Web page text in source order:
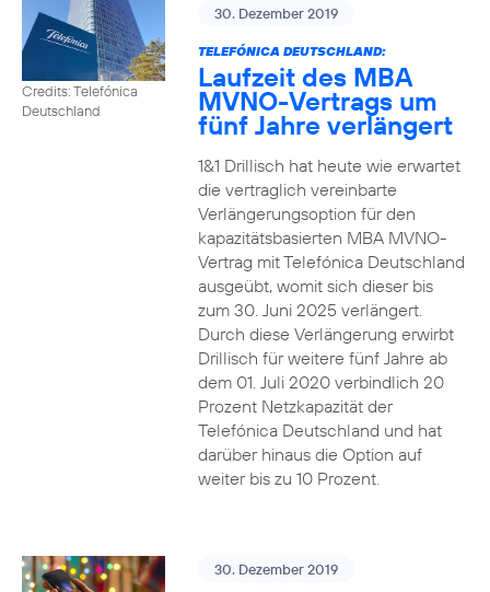
Credits: Telefónica
Deutschland
30. Dezember 2019
TELEFÓNICA DEUTSCHLAND:
Laufzeit des MBA
MVNO-Vertrags um
fünf Jahre verlängert
1&1 Drillisch hat heute wie erwartet
die vertraglich vereinbarte
Verlängerungsoption für den
kapazitätsbasierten MBA MVNO-
Vertrag mit Telefónica Deutschland
ausgeübt, womit sich dieser bis
zum 30. Juni 2025 verlängert.
Durch diese Verlängerung erwirbt
Drillisch für weitere fünf Jahre ab
dem 01. Juli 2020 verbindlich 20
Prozent Netzkapazität der
Telefónica Deutschland und hat
darüber hinaus die Option auf
weiter bis zu 10 Prozent.
30. Dezember 2019